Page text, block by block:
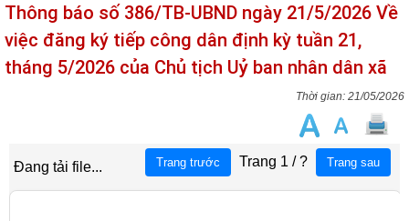
Thông báo số 386/TB-UBND ngày 21/5/2026 Về
việc đăng ký tiếp công dân định kỳ tuần 21,
tháng 5/2026 của Chủ tịch Uỷ ban nhân dân xã
21/05/2026